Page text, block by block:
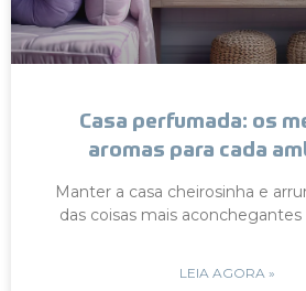
Casa perfumada: os
aromas para cada
Manter a casa cheirosinha e
das coisas mais aconchegantes
LEIA AGORA »